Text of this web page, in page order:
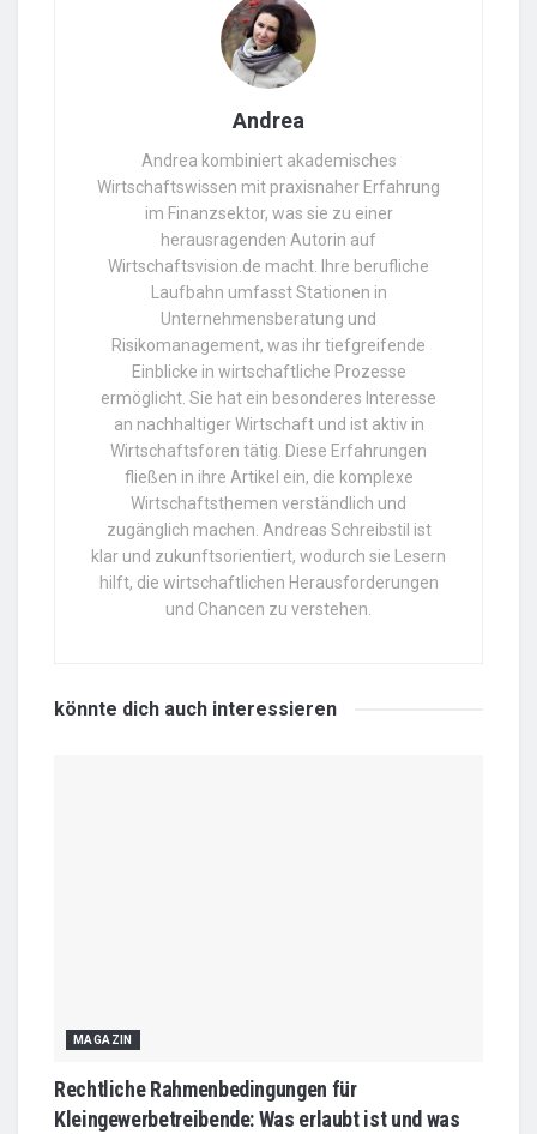
Andrea
Andrea kombiniert akademisches
Wirtschaftswissen mit praxisnaher Erfahrung
im Finanzsektor, was sie zu einer
herausragenden Autorin auf
Wirtschaftsvision.de macht. Ihre berufliche
Laufbahn umfasst Stationen in
Unternehmensberatung und
Risikomanagement, was ihr tiefgreifende
Einblicke in wirtschaftliche Prozesse
ermöglicht. Sie hat ein besonderes Interesse
an nachhaltiger Wirtschaft und ist aktiv in
Wirtschaftsforen tätig. Diese Erfahrungen
fließen in ihre Artikel ein, die komplexe
Wirtschaftsthemen verständlich und
zugänglich machen. Andreas Schreibstil ist
klar und zukunftsorientiert, wodurch sie Lesern
hilft, die wirtschaftlichen Herausforderungen
und Chancen zu verstehen.
könnte dich auch interessieren
MAGAZIN
Rechtliche Rahmenbedingungen für
Kleingewerbetreibende: Was erlaubt ist und was